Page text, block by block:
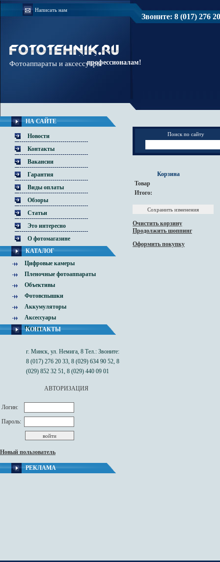
Написать нам
Звоните: 8 (017) 276
Доверяйте
профессионалам!
Фотоаппараты и аксессуары
НА САЙТЕ
Новости
Контакты
Вакансии
Гарантия
Виды оплаты
Обзоры
Статьи
Это интересно
О фотомагазине
КАТАЛОГ
Цифровые камеры
Пленочные фотоаппараты
Объективы
Фотовспышки
Аккумуляторы
Аксессуары
Чехлы
КОНТАКТЫ
г. Минск, ул. Немига, 8 Тел.: Звоните:
8 (017) 276 20 33, 8 (029) 634 90 52, 8
(029) 852 32 51, 8 (029) 440 09 01
АВТОРИЗАЦИЯ
Логин:
Пароль:
Новый пользователь
РЕКЛАМА
Поиск по сайту
Корзина
Товар
Итого:
Очистить корзину
Продолжить шоппинг
Оформить покупку